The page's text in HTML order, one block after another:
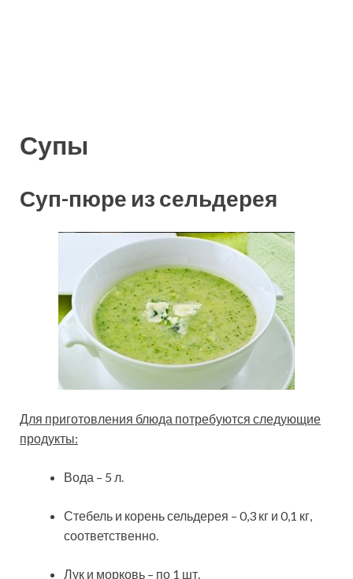
Супы
Суп-пюре из сельдерея
Для приготовления блюда потребуются следующие
продукты:
Вода – 5 л.
Стебель и корень сельдерея – 0,3 кг и 0,1 кг,
соответственно.
Лук и морковь – по 1 шт.